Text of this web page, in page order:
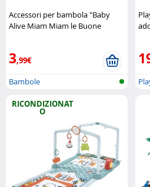
Accessori per bambola "Baby
Alive Miam Miam le Buone
3,99€
Bambole
RICONDIZIONAT
O